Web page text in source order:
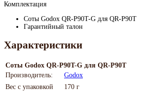
Комплектация
Соты Godox QR-P90T-G для QR-P90T
Гарантийный талон
Характеристики
Соты Godox QR-P90T-G для QR-P90T
Производитель:
Godox
Вес с упаковкой
170 г